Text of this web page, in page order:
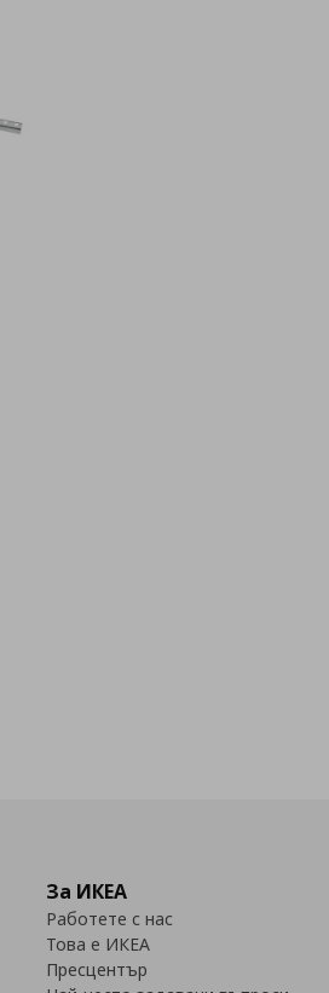
За ИКЕА
Работете с нас
Това е ИКЕА
Пресцентър